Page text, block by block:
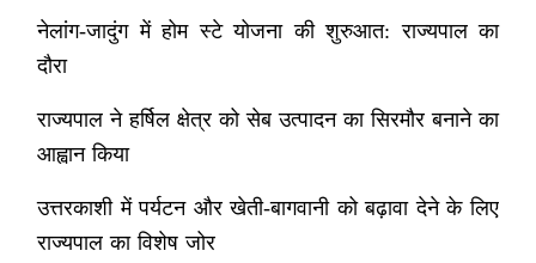
नेलांग-जादुंग में होम स्टे योजना की शुरुआत: राज्यपाल का
दौरा
राज्यपाल ने हर्षिल क्षेत्र को सेब उत्पादन का सिरमौर बनाने का
आह्वान किया
उत्तरकाशी में पर्यटन और खेती-बागवानी को बढ़ावा देने के लिए
राज्यपाल का विशेष जोर